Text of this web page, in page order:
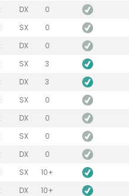
DX 0
SX 0
DX 0
SX 3
DX 3
SX 0
DX 0
SX 0
DX 0
SX 10+
DX 10+